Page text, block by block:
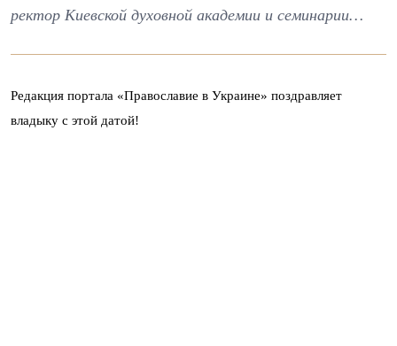
ректор Киевской духовной академии и семинарии…
Редакция портала «Православие в Украине» поздравляет
владыку с этой датой!